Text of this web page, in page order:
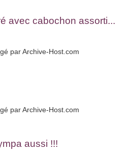
avec cabochon assorti...
aussi !!!